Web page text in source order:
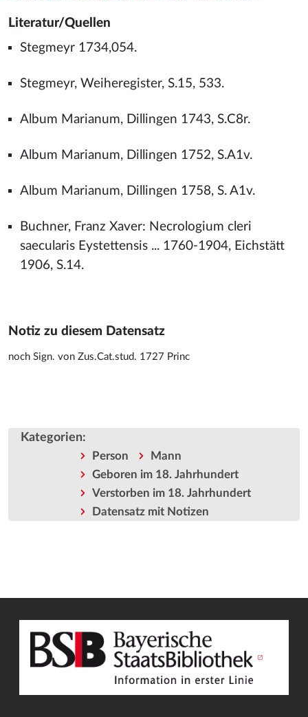
Literatur/Quellen
Stegmeyr 1734,054.
Stegmeyr, Weiheregister, S.15, 533.
Album Marianum, Dillingen 1743, S.C8r.
Album Marianum, Dillingen 1752, S.A1v.
Album Marianum, Dillingen 1758, S. A1v.
Buchner, Franz Xaver: Necrologium cleri
saecularis Eystettensis ... 1760-1904, Eichstätt
1906, S.14.
Notiz zu diesem Datensatz
noch Sign. von Zus.Cat.stud. 1727 Princ
Kategorien:
Person
Mann
Geboren im 18. Jahrhundert
Verstorben im 18. Jahrhundert
Datensatz mit Notizen